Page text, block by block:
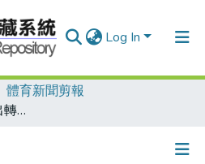
Log In
體育新聞剪報
壓力當成鼓勵 軟Q撐出轉機/大雨來亂 日排3戰 球迷來亂 盧彥勳一日兩戰2輪止步/漂亮做球 張凱貞再添代表作/格蘭土銀杯 詹皓晴拿外卡